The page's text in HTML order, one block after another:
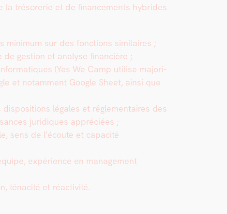
la tré­sorerie et de finance­ments hybrides
min­i­mum sur des fonc­tions sim­i­laires ;
de ges­tion et analyse finan­cière ;
(Yes We Camp utilise majori­
et notam­ment Google Sheet, ain­si que
dis­po­si­tions légales et régle­men­taires des
juridiques appré­ciées ;
sens de l’écoute et capac­ité
expéri­ence en man­age­ment
ténac­ité et réac­tiv­ité.